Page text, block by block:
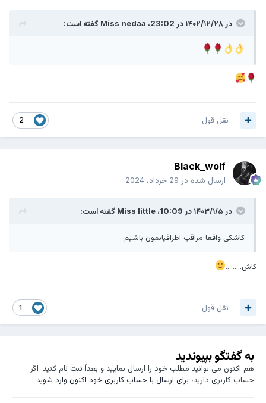
در ۱۴۰۲/۱۲/۲۸ در 23:02، Miss nedaaگفته است:
2 نقل قول
Black_wolf
ارسال شده در 29 خرداد، 2024
در ۱۴۰۳/۱/۵ در 10:09، Miss littleگفته است:
کاشکی واقعا مراقب اطرافیانمون باشیم
کاش.........
نقل قول
به گفتگو بپیوندید
هم اکنون می توانید مطلب خود را ارسال نمایید و بعداً ثبت نام کنید. اگر
حساب کاربری دارید، برای ارسال با حساب کاربری خود اکنون وارد شوید.